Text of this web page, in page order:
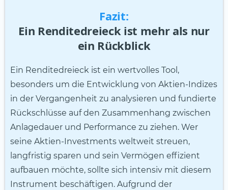
Fazit:
Ein Renditedreieck ist mehr als nur
ein Rückblick
Ein Renditedreieck ist ein wertvolles Tool,
besonders um die Entwicklung von Aktien-Indizes
in der Vergangenheit zu analysieren und fundierte
Rückschlüsse auf den Zusammenhang zwischen
Anlagedauer und Performance zu ziehen. Wer
seine Aktien-Investments weltweit streuen,
langfristig sparen und sein Vermögen effizient
aufbauen möchte, sollte sich intensiv mit diesem
Instrument beschäftigen. Aufgrund der